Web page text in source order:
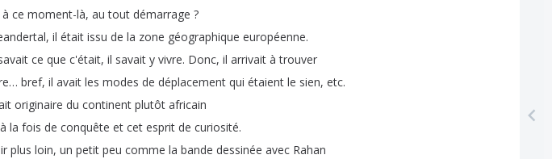
à ce moment-là, au tout démarrage ?
, il était issu de la zone géographique européenne.
ce que c'était, il savait y vivre. Donc, il arrivait à trouver
… bref, il avait les modes de déplacement qui étaient le sien, etc.
originaire du continent plutôt africain
à la fois de conquête et cet esprit de curiosité.
plus loin, un petit peu comme la bande dessinée avec Rahan